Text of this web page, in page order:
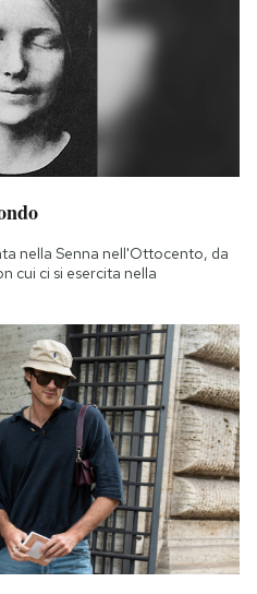
nella Senna nell'Ottocento, da
cui ci si esercita nella